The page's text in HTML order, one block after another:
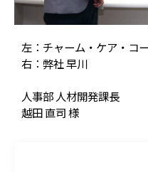
左：チャーム・ケア・
右：弊社 早川
人事部 人材開発課長
越田 直司 様